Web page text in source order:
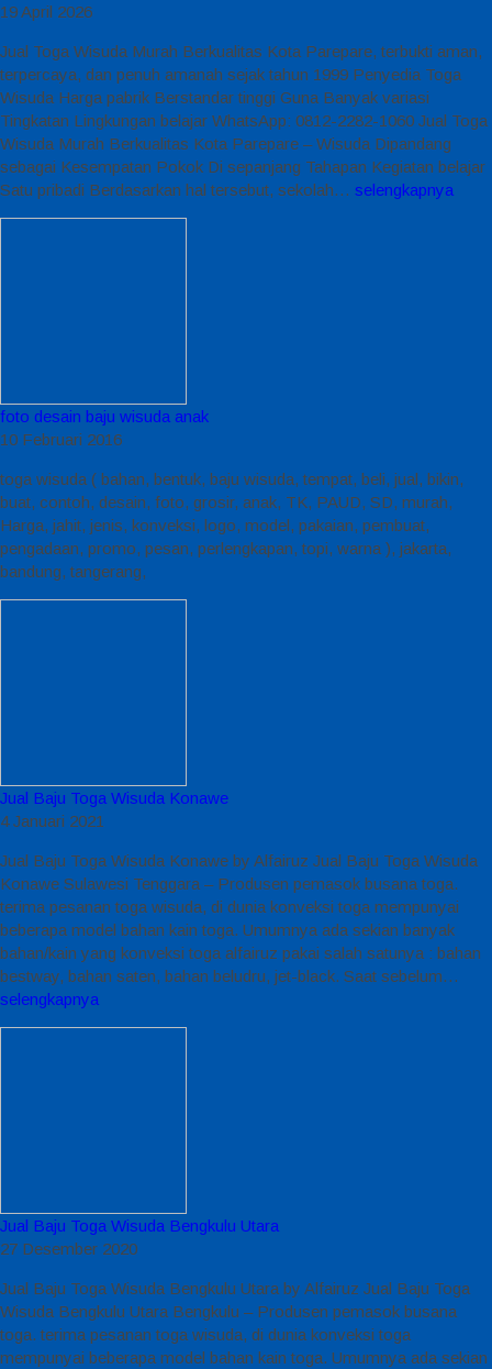
19 April 2026
Jual Toga Wisuda Murah Berkualitas Kota Parepare, terbukti aman,
terpercaya, dan penuh amanah sejak tahun 1999 Penyedia Toga
Wisuda Harga pabrik Berstandar tinggi Guna Banyak variasi
Tingkatan Lingkungan belajar WhatsApp: 0812-2282-1060 Jual Toga
Wisuda Murah Berkualitas Kota Parepare – Wisuda Dipandang
sebagai Kesempatan Pokok Di sepanjang Tahapan Kegiatan belajar
Satu pribadi Berdasarkan hal tersebut, sekolah… selengkapnya
foto desain baju wisuda anak
10 Februari 2016
toga wisuda ( bahan, bentuk, baju wisuda, tempat, beli, jual, bikin,
buat, contoh, desain, foto, grosir, anak, TK, PAUD, SD, murah,
Harga, jahit, jenis, konveksi, logo, model, pakaian, pembuat,
pengadaan, promo, pesan, perlengkapan, topi, warna ), jakarta,
bandung, tangerang,
Jual Baju Toga Wisuda Konawe
4 Januari 2021
Jual Baju Toga Wisuda Konawe by Alfairuz Jual Baju Toga Wisuda
Konawe Sulawesi Tenggara – Produsen pemasok busana toga.
terima pesanan toga wisuda, di dunia konveksi toga mempunyai
beberapa model bahan kain toga. Umumnya ada sekian banyak
bahan/kain yang konveksi toga alfairuz pakai salah satunya : bahan
bestway, bahan saten, bahan beludru, jet-black. Saat sebelum…
selengkapnya
Jual Baju Toga Wisuda Bengkulu Utara
27 Desember 2020
Jual Baju Toga Wisuda Bengkulu Utara by Alfairuz Jual Baju Toga
Wisuda Bengkulu Utara Bengkulu – Produsen pemasok busana
toga. terima pesanan toga wisuda, di dunia konveksi toga
mempunyai beberapa model bahan kain toga. Umumnya ada sekian